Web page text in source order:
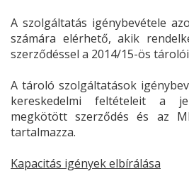
A szolgáltatás igénybevétele
számára elérhető, akik
szerződéssel a 2014/15-ös
A tároló szolgáltatások
kereskedelmi feltételeit a
megkötött szerződés és az
tartalmazza.
Kapacitás igények elbírálása